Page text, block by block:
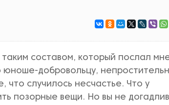
составом, который послал
юноше-добровольцу,
что случилось несчастье. Что у
позорные вещи. Но вы не